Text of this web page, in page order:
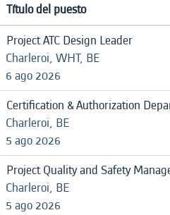
Título del puesto
Project ATC Design Leader
Charleroi, WHT, BE
6 ago 2026
Certification & Authorization
Charleroi, BE
5 ago 2026
Project Quality and Safety
Charleroi, BE
5 ago 2026